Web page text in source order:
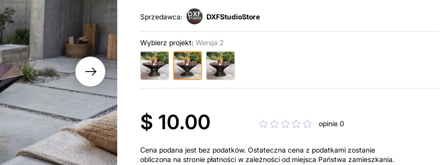
Sprzedawca: DXFStudioStore
Wybierz projekt: Wersja 2
$ 10.00 opinie 0
Cena podana jest bez podatków. Ostateczna cena z podatkami zostanie
obliczona na stronie płatności w zależności od miejsca Państwa zamieszkania.